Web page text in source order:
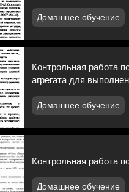
Домашнее обучение
Контрольная работа
агрегата для
Домашнее обучение
Контрольная работа
Домашнее обучение